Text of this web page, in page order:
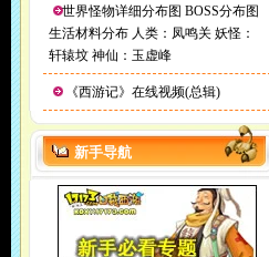
世界怪物详细分布图 BOSS分布图
生活材料分布 人类：凤鸣关 妖怪：
轩辕坟 神仙：玉虚峰
《西游记》在线视频(总辑)
新手导航